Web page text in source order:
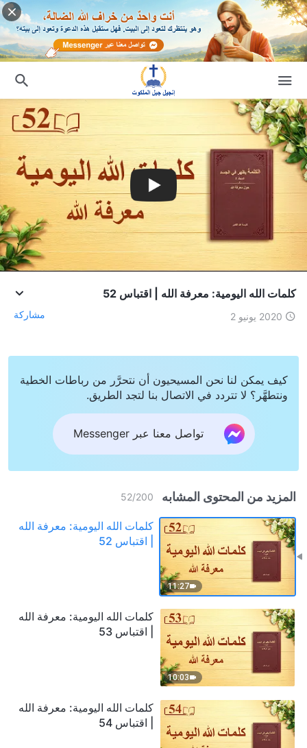
كلمات الله اليومية: معرفة الله | اقتباس 52
2020 يونيو 2 مشاركة
كيف يمكن لنا نحن المسيحيون أن نتحرَّر من رباطات الخطية
ونتطهَّر؟ لا تتردد في الاتصال بنا لتجد الطريق.
تواصل معنا عبر Messenger
المزيد من المحتوى المشابه 52/200
11:27
كلمات الله اليومية: معرفة الله
| اقتباس 52
10:03
كلمات الله اليومية: معرفة الله
| اقتباس 53
كلمات الله اليومية: معرفة الله
| اقتباس 54